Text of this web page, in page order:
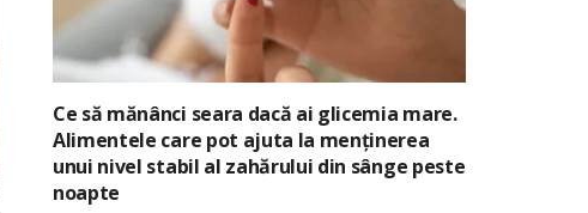
Ce să mănânci seara dacă ai glicemia mare.
Alimentele care pot ajuta la menținerea
unui nivel stabil al zahărului din sânge peste
noapte